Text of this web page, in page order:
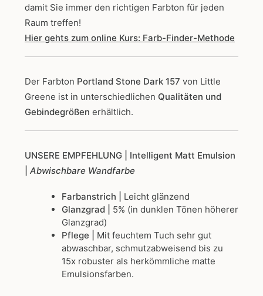
damit Sie immer den richtigen Farbton für jeden
Raum treffen!
Hier gehts zum online Kurs: Farb-Finder-Methode
Der Farbton Portland Stone Dark 157 von Little
Greene ist in unterschiedlichen Qualitäten und
Gebindegrößen erhältlich.
UNSERE EMPFEHLUNG
| Intelligent Matt Emulsion
Abwischbare Wandfarbe
Farbanstrich | Leicht glänzend
Glanzgrad | 5% (in dunklen Tönen höherer
Glanzgrad)
Pflege | Mit feuchtem Tuch sehr gut
abwaschbar, schmutzabweisend bis zu
15x robuster als herkömmliche matte
Emulsionsfarben.